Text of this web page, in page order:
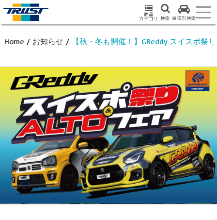
商品
カテゴリ 検索 車種別検索
Home / お知らせ/ 【秋・冬も開催！】GReddy スイスポ祭